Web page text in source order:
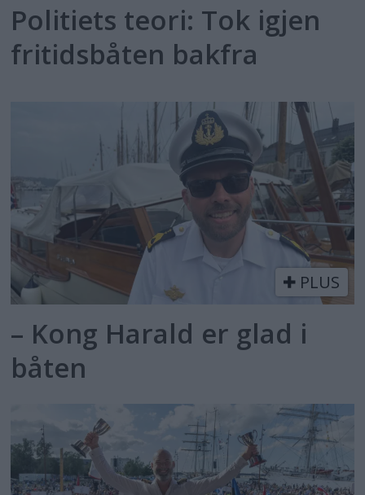
Politiets teori: Tok igjen
fritidsbåten bakfra
PLUS
– Kong Harald er glad i
båten